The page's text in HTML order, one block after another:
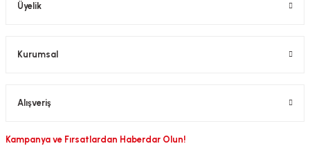
Üyelik
Kurumsal
Alışveriş
Kampanya ve Fırsatlardan Haberdar Olun!